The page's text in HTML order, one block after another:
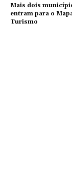
Mais dois
entram para o
Turismo